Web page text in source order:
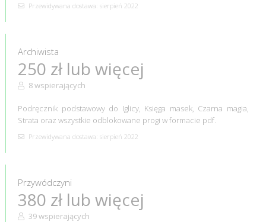
Przewidywana dostawa: sierpień 2022
Archiwista
250 zł lub więcej
8 wspierających
Podręcznik podstawowy do Iglicy, Księga masek, Czarna magia,
Strata oraz wszystkie odblokowane progi w formacie pdf.
Przewidywana dostawa: sierpień 2022
Przywódczyni
380 zł lub więcej
39 wspierających